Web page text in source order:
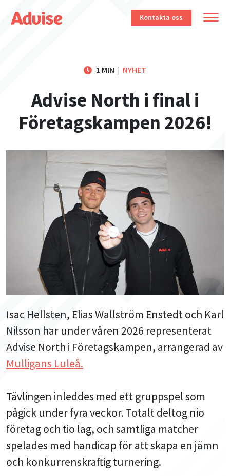
Kontakta oss
1 MIN | NYHET
Advise North i final i
Företagskampen 2026!
Isac Hellsten, Elias Wallström Enstedt och Karl
Nilsson har under våren 2026 representerat
Advise North i Företagskampen, arrangerad av
Mulligans Luleå.
Tävlingen inleddes med ett gruppspel som
pågick under fyra veckor. Totalt deltog nio
företag och tio lag, och samtliga matcher
spelades med handicap för att skapa en jämn
och konkurrenskraftig turnering.